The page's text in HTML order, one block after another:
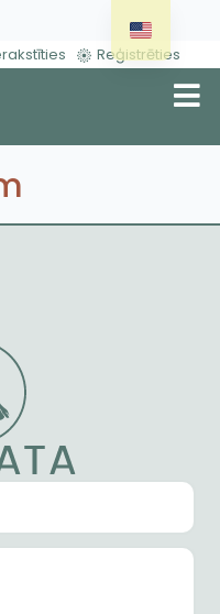
Reģistrēties